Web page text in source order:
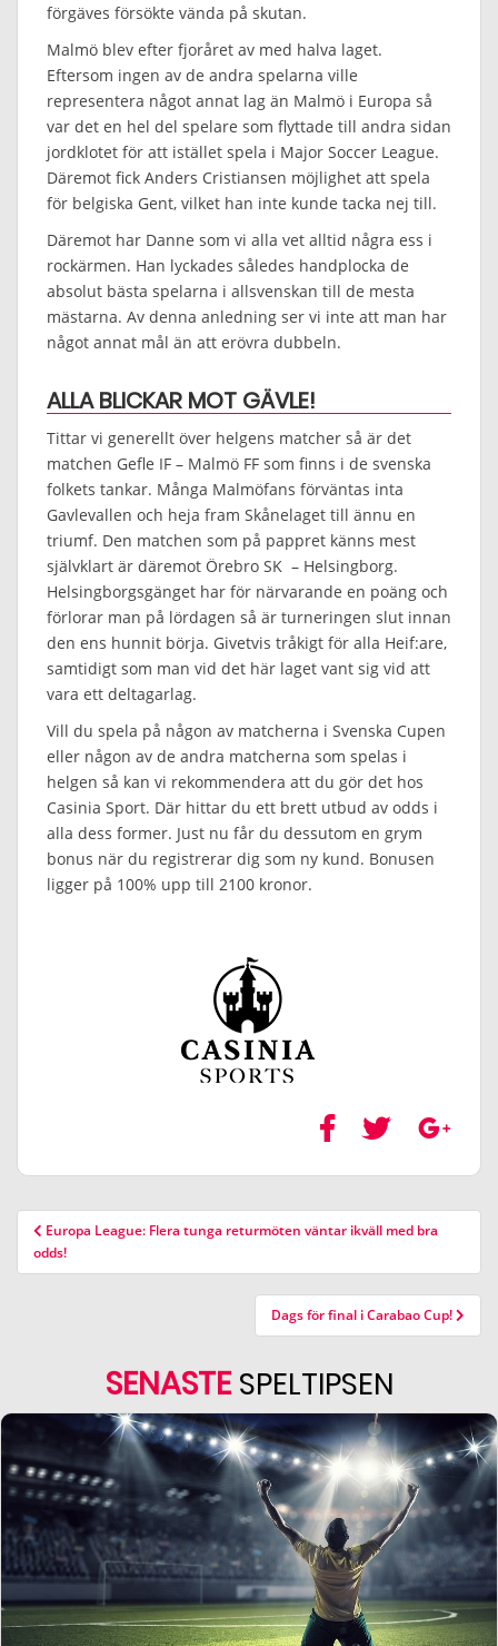
förgäves försökte vända på skutan.
Malmö blev efter fjoråret av med halva laget.
Eftersom ingen av de andra spelarna ville
representera något annat lag än Malmö i Europa så
var det en hel del spelare som flyttade till andra sidan
jordklotet för att istället spela i Major Soccer League.
Däremot fick Anders Cristiansen möjlighet att spela
för belgiska Gent, vilket han inte kunde tacka nej till.
Däremot har Danne som vi alla vet alltid några ess i
rockärmen. Han lyckades således handplocka de
absolut bästa spelarna i allsvenskan till de mesta
mästarna. Av denna anledning ser vi inte att man har
något annat mål än att erövra dubbeln.
ALLA BLICKAR MOT GÄVLE!
Tittar vi generellt över helgens matcher så är det
matchen Gefle IF – Malmö FF som finns i de svenska
folkets tankar. Många Malmöfans förväntas inta
Gavlevallen och heja fram Skånelaget till ännu en
triumf. Den matchen som på pappret känns mest
självklart är däremot Örebro SK – Helsingborg.
Helsingborgsgänget har för närvarande en poäng och
förlorar man på lördagen så är turneringen slut innan
den ens hunnit börja. Givetvis tråkigt för alla Heif:are,
samtidigt som man vid det här laget vant sig vid att
vara ett deltagarlag.
Vill du spela på någon av matcherna i Svenska Cupen
eller någon av de andra matcherna som spelas i
helgen så kan vi rekommendera att du gör det hos
Casinia Sport. Där hittar du ett brett utbud av odds i
alla dess former. Just nu får du dessutom en grym
bonus när du registrerar dig som ny kund. Bonusen
ligger på 100% upp till 2100 kronor.
Europa League: Flera tunga returmöten väntar ikväll med bra
odds!
Dags för final i Carabao Cup!
SENASTESPELTIPSEN